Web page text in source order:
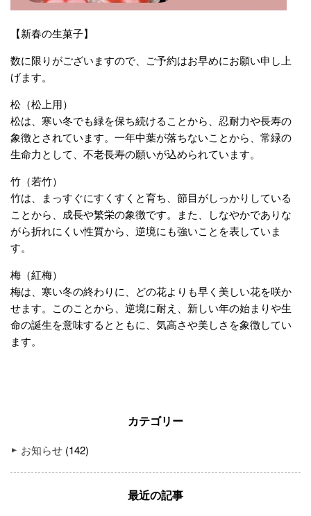
【新春の生菓子】
数に限りがございますので、ご予約はお早めにお願い申し上
げます。
松（松上用）
松は、寒い冬でも緑を保ち続けることから、忍耐力や長寿の
象徴とされています。一年中葉が落ちないことから、常緑の
生命力として、不老長寿の願いが込められています。
竹（若竹）
竹は、まっすぐにすくすくと育ち、節目がしっかりしている
ことから、成長や繁栄の象徴です。また、しなやかでありな
がら折れにくい性質から、逆境にも強いことを表していま
す。
梅（紅梅）
梅は、寒い冬の終わりに、どの花よりも早く美しい花を咲か
せます。このことから、逆境に耐え、新しい年の始まりや生
命の誕生を意味するとともに、気高さや美しさを象徴してい
ます。
カテゴリー
お知らせ (142)
最近の記事